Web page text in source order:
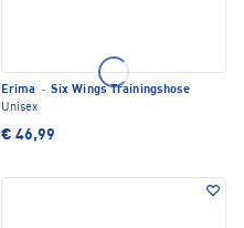
Erima · Six Wings Trainingshose
Unisex
€ 46,99